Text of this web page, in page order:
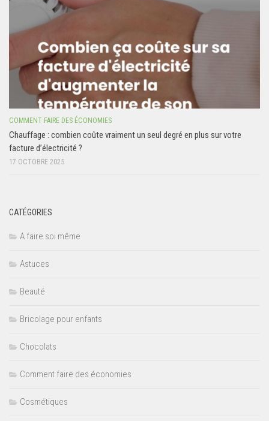
COMMENT FAIRE DES ÉCONOMIES
Chauffage : combien coûte vraiment un seul degré en plus sur votre
facture d’électricité ?
17 OCTOBRE 2025
CATÉGORIES
A faire soi même
Astuces
Beauté
Bricolage pour enfants
Chocolats
Comment faire des économies
Cosmétiques